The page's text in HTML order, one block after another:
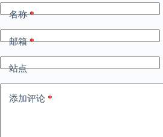
名称*
邮箱*
站点
添加评论 *